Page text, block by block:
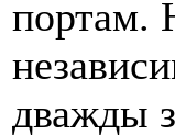
портам.
дважды